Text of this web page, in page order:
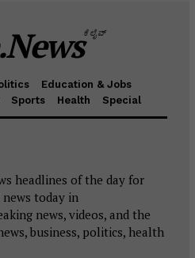
ಕೆಲೈವ್
Education & Jobs
Sports Health Special
headlines of the day for
today in
news, videos, and the
business, politics, health